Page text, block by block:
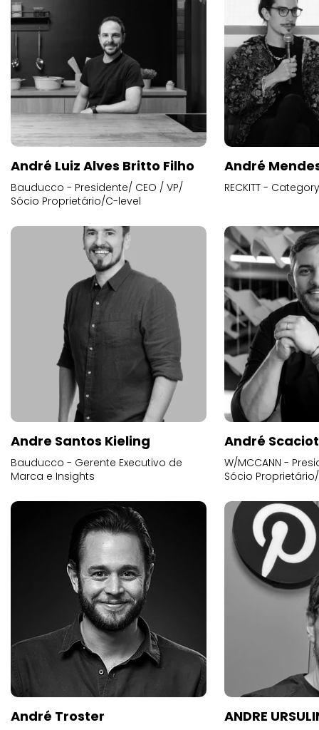
André Luiz Alves Britto Filho
Bauducco - Presidente/ CEO / VP/
Sócio Proprietário/C-level
André
RECKITT -
Andre Santos Kieling
Bauducco - Gerente Executivo de
Marca e Insights
André
W/MCCANN -
Sócio
André Troster ANDRE